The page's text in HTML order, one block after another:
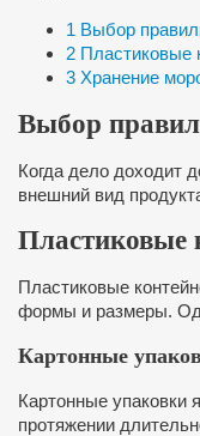
1 Выбор
2 Пластиковые
3 Хранение
Выбор
Когда дело доходит
внешний вид
Пластиковые
Пластиковые
формы и размеры.
Картонные
Картонные упаковки
протяжении